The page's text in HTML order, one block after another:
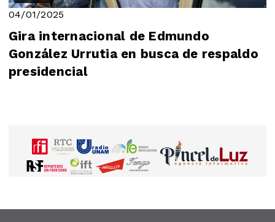
04/01/2025
Gira internacional de Edmundo
González Urrutia en busca de respaldo
presidencial